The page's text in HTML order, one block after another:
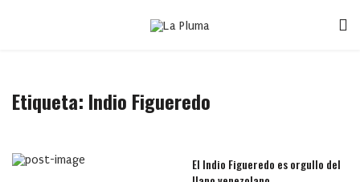
Etiqueta: Indio Figueredo
El Indio Figueredo es orgullo del